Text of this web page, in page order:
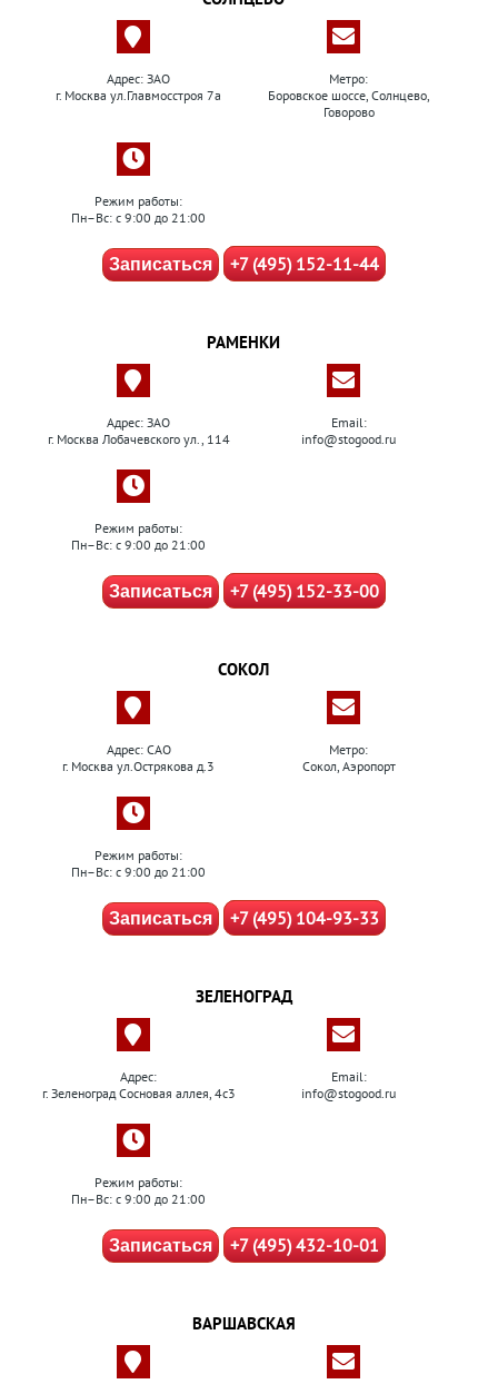
Адрес: ЗАО
г. Москва ул.Главмосстроя 7а
Метро:
Боровское шоссе, Солнцево,
Говорово
Режим работы:
Пн–Вс: с 9:00 до 21:00
Записаться +7 (495) 152-11-44
РАМЕНКИ
Адрес: ЗАО
г. Москва Лобачевского ул., 114
Email:
info@stogood.ru
Режим работы:
Пн–Вс: с 9:00 до 21:00
Записаться +7 (495) 152-33-00
СОКОЛ
Адрес: САО
г. Москва ул.Острякова д.3
Метро:
Сокол, Аэропорт
Режим работы:
Пн–Вс: с 9:00 до 21:00
Записаться +7 (495) 104-93-33
ЗЕЛЕНОГРАД
Адрес:
г. Зеленоград Сосновая аллея, 4с3
Email:
info@stogood.ru
Режим работы:
Пн–Вс: с 9:00 до 21:00
Записаться +7 (495) 432-10-01
ВАРШАВСКАЯ